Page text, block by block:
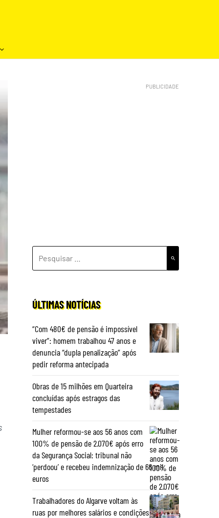
POR:
ÚLTIMAS NOTÍCIAS
“Com 480€ de pensão é impossível
viver”: homem trabalhou 47 anos e
denuncia “dupla penalização” após
pedir reforma antecipada
Obras de 15 milhões em Quarteira
concluídas após estragos das
tempestades
Mulher reformou-se aos 56 anos com
100% de pensão de 2.070€ após erro
da Segurança Social: tribunal não
‘perdoou’ e recebeu indemnização de 66 mil
euros
Trabalhadores do Algarve voltam às
ruas por melhores salários e condições